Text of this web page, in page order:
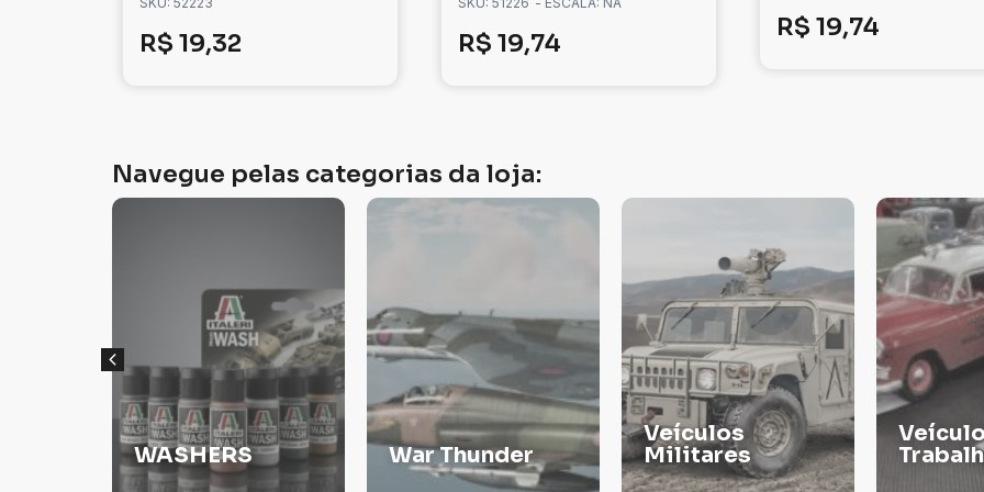
R$ 19,32 R$ 19,74
R$ 19,74
Navegue pelas categorias da loja:
War Thunder
Veículos
Militares
Veículos de
Trabalho